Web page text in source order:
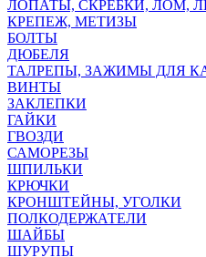
ЛОПАТЫ, СКРЕБКИ, ЛОМ,
КРЕПЕЖ, МЕТИЗЫ
БОЛТЫ
ДЮБЕЛЯ
ТАЛРЕПЫ, ЗАЖИМЫ ДЛЯ
ВИНТЫ
ЗАКЛЕПКИ
ГАЙКИ
ГВОЗДИ
САМОРЕЗЫ
ШПИЛЬКИ
КРЮЧКИ
КРОНШТЕЙНЫ, УГОЛКИ
ПОЛКОДЕРЖАТЕЛИ
ШАЙБЫ
ШУРУПЫ